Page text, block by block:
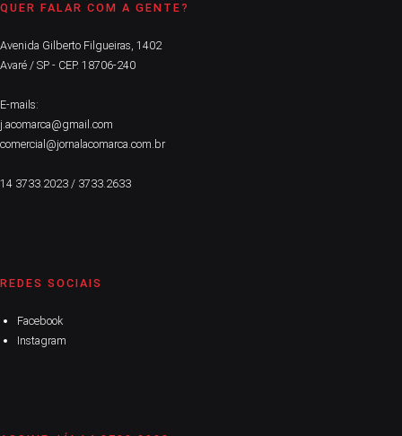
QUER FALAR COM A GENTE?
Avenida Gilberto Filgueiras, 1402
Avaré / SP - CEP. 18706-240
E-mails:
j.acomarca@gmail.com
comercial@jornalacomarca.com.br
14 3733.2023 / 3733.2633
REDES SOCIAIS
Facebook
Instagram